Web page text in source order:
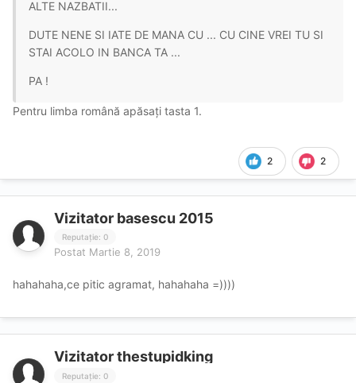
ALTE NAZBATII...
DUTE NENE SI IATE DE MANA CU ... CU CINE VREI TU SI
STAI ACOLO IN BANCA TA ...
PA !
Pentru limba română apăsați tasta 1.
2 2
Vizitator basescu 2015
Reputație: 0
Postat Martie 8, 2019
hahahaha,ce pitic agramat, hahahaha =))))
Vizitator thestupidking
Reputație: 0